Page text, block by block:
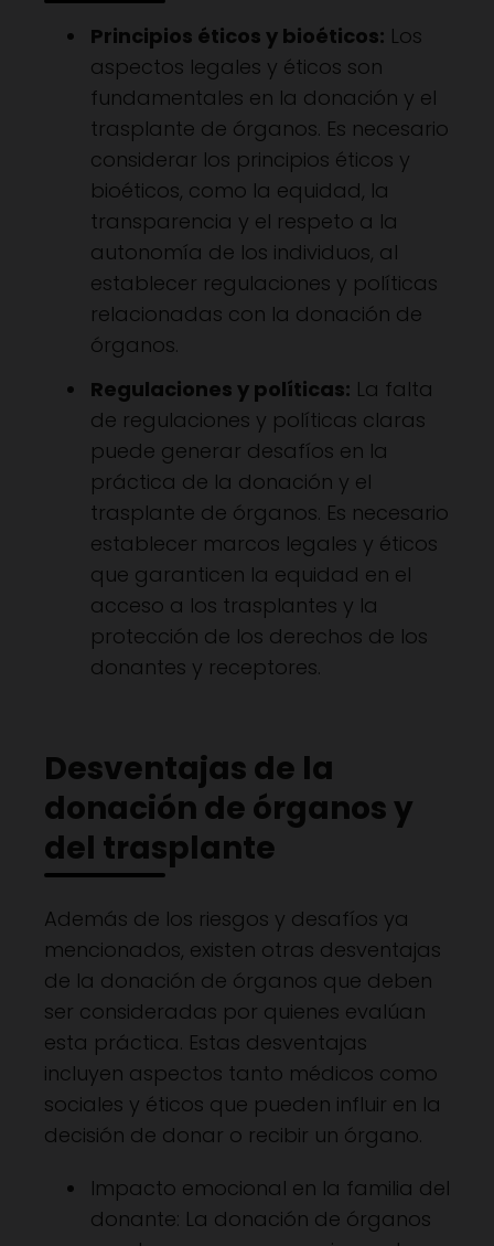
Principios éticos y bioéticos: Los
aspectos legales y éticos son
fundamentales en la donación y el
trasplante de órganos. Es necesario
considerar los principios éticos y
bioéticos, como la equidad, la
transparencia y el respeto a la
autonomía de los individuos, al
establecer regulaciones y políticas
relacionadas con la donación de
órganos.
Regulaciones y políticas: La falta
de regulaciones y políticas claras
puede generar desafíos en la
práctica de la donación y el
trasplante de órganos. Es necesario
establecer marcos legales y éticos
que garanticen la equidad en el
acceso a los trasplantes y la
protección de los derechos de los
donantes y receptores.
Desventajas de la
donación de órganos y
del trasplante
Además de los riesgos y desafíos ya
mencionados, existen otras desventajas
de la donación de órganos que deben
ser consideradas por quienes evalúan
esta práctica. Estas desventajas
incluyen aspectos tanto médicos como
sociales y éticos que pueden influir en la
decisión de donar o recibir un órgano.
Impacto emocional en la familia del
donante: La donación de órganos